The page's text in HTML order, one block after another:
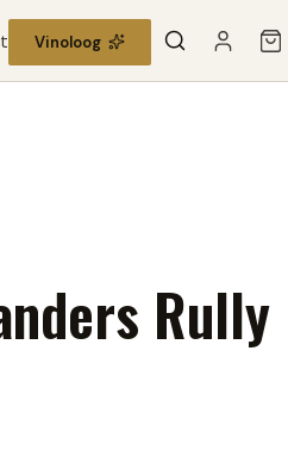
Vinoloog
Rully